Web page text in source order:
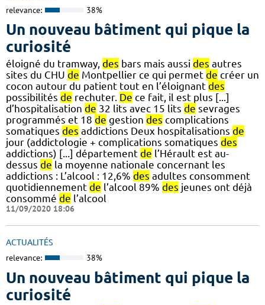
relevance: 38%
Un nouveau bâtiment qui pique la
curiosité
éloigné du tramway, des bars mais aussi des autres
sites du CHU de Montpellier ce qui permet de créer un
cocon autour du patient tout en l’éloignant des
possibilités de rechuter. De ce fait, il est plus [...]
d’hospitalisation de 32 lits avec 15 lits de sevrages
programmés et 18 de gestion des complications
somatiques des addictions Deux hospitalisations de
jour (addictologie + complications somatiques des
addictions) [...] département de l’Hérault est au-
dessus de la moyenne nationale concernant les
addictions : L’alcool : 12,6% des adultes consomment
quotidiennement de l’alcool 89% des jeunes ont déjà
consommé de l’alcool
11/09/2020 18:06
ACTUALITÉS
relevance: 38%
Un nouveau bâtiment qui pique la
curiosité